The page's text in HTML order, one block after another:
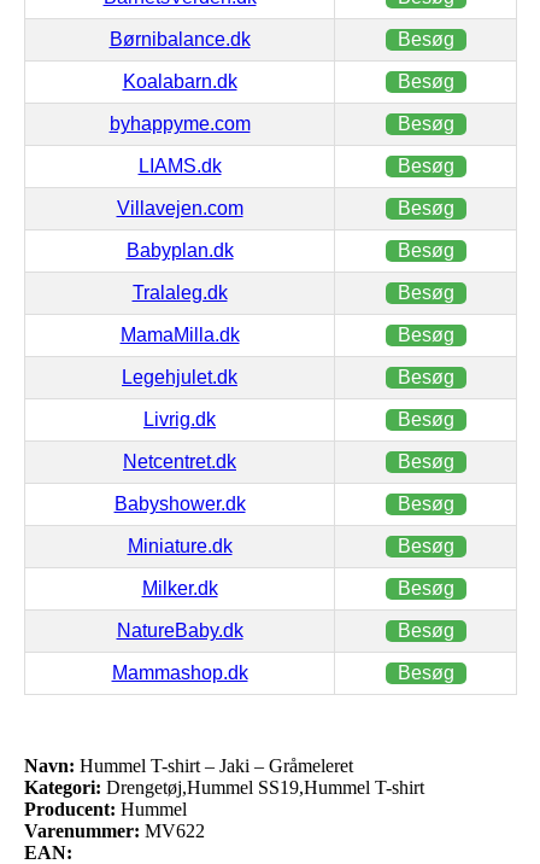
Børnibalance.dk Besøg
Koalabarn.dk Besøg
byhappyme.com Besøg
LIAMS.dk Besøg
Villavejen.com Besøg
Babyplan.dk Besøg
Tralaleg.dk Besøg
MamaMilla.dk Besøg
Legehjulet.dk Besøg
Livrig.dk Besøg
Netcentret.dk Besøg
Babyshower.dk Besøg
Miniature.dk Besøg
Milker.dk Besøg
NatureBaby.dk Besøg
Mammashop.dk Besøg
Navn: Hummel T-shirt – Jaki – Gråmeleret
Kategori: Drengetøj,Hummel SS19,Hummel T-shirt
Producent: Hummel
Varenummer: MV622
EAN: